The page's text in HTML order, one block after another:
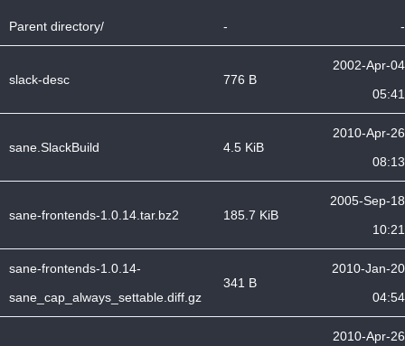
Parent directory/ - -
slack-desc 776 B
2002-Apr-04
05:41
sane.SlackBuild 4.5 KiB
2010-Apr-26
08:13
sane-frontends-1.0.14.tar.bz2 185.7 KiB
2005-Sep-18
10:21
sane-frontends-1.0.14-
sane_cap_always_settable.diff.gz
341 B
2010-Jan-20
04:54
2010-Apr-26